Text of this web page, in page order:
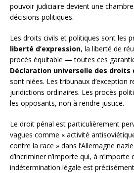
pouvoir judiciaire devient une
décisions politiques.
Les droits civils et politiques sont les
liberté d’expression, la liberté de
procès équitable — toutes ces
Déclaration universelle des droits
sont niées. Les tribunaux d’exception
juridictions ordinaires. Les procès
les opposants, non à rendre justice.
Le droit pénal est particulièrement
vagues comme « activité
contre la race » dans l’Allemagne
d’incriminer n’importe qui, à
indétermination légale est